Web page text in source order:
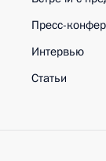
Пресс-
Интервью
Статьи